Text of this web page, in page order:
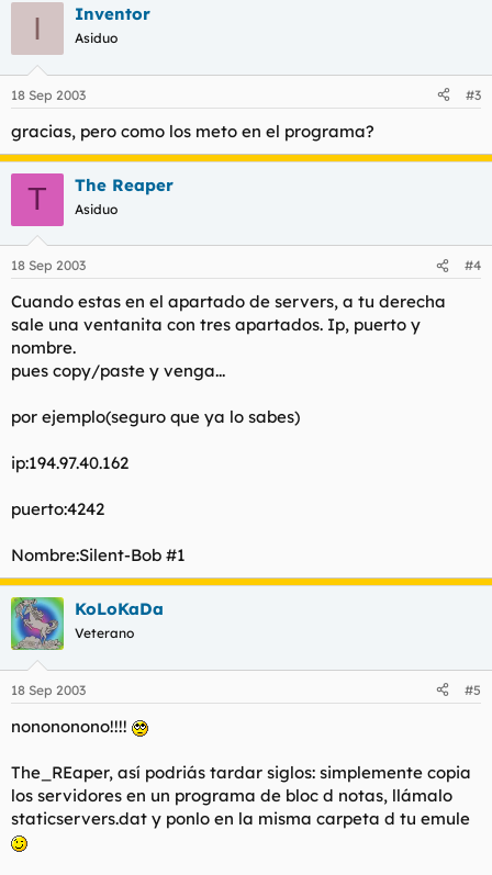
I Inventor
Asiduo
18 Sep 2003 #3
gracias, pero como los meto en el programa?
T The Reaper
Asiduo
18 Sep 2003 #4
Cuando estas en el apartado de servers, a tu derecha
sale una ventanita con tres apartados. Ip, puerto y
nombre.
pues copy/paste y venga...
por ejemplo(seguro que ya lo sabes)
ip:194.97.40.162
puerto:4242
Nombre:Silent-Bob #1
KoLoKaDa
Veterano
18 Sep 2003 #5
nonononono!!!!
The_REaper, así podriás tardar siglos: simplemente copia
los servidores en un programa de bloc d notas, llámalo
staticservers.dat y ponlo en la misma carpeta d tu emule